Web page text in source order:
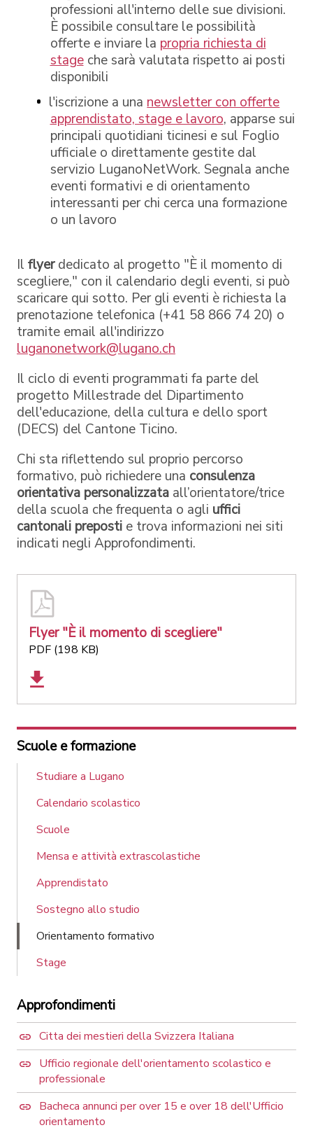
professioni all'interno delle sue divisioni.
È possibile consultare le possibilità
offerte e inviare la propria richiesta di
stageche sarà valutata rispetto ai posti
disponibili
l'iscrizione a una newsletter con offerte
apprendistato, stage e lavoro, apparse sui
principali quotidiani ticinesi e sul Foglio
ufficiale o direttamente gestite dal
servizio LuganoNetWork. Segnala anche
eventi formativi e di orientamento
interessanti per chi cerca una formazione
o un lavoro
Il flyerdedicato al progetto "È il momento di
scegliere," con il calendario degli eventi, si può
scaricare qui sotto. Per gli eventi è richiesta la
prenotazione telefonica (+41 58 866 74 20) o
tramite email all'indirizzo
luganonetwork@lugano.ch
Il ciclo di eventi programmati fa parte del
progetto Millestrade del Dipartimento
dell'educazione, della cultura e dello sport
(DECS) del Cantone Ticino.
Chi sta riflettendo sul proprio percorso
formativo, può richiedere una consulenza
orientativa personalizzata all’orientatore/trice
della scuola che frequenta o agli uffici
cantonali preposti e trova informazioni nei siti
indicati negli Approfondimenti.
Flyer "È il momento di scegliere"
PDF (198 KB)
Scuole e formazione
Studiare a Lugano
Calendario scolastico
Scuole
Mensa e attività extrascolastiche
Apprendistato
Sostegno allo studio
Orientamento formativo
Stage
Approfondimenti
Citta dei mestieri della Svizzera Italiana
Ufficio regionale dell'orientamento scolastico e
professionale
Bacheca annunci per over 15 e over 18 dell'Ufficio
orientamento